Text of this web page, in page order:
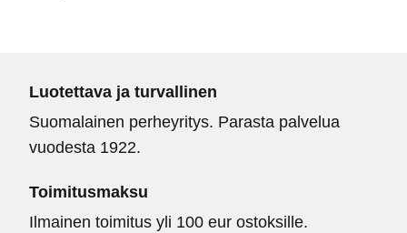
Luotettava ja turvallinen
Suomalainen perheyritys. Parasta palvelua
vuodesta 1922.
Toimitusmaksu
Ilmainen toimitus yli 100 eur ostoksille.